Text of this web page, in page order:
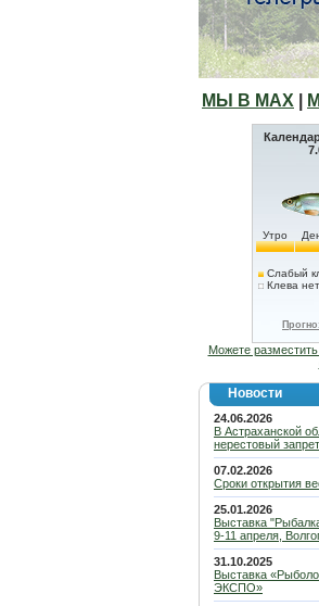
МЫ В МАХ
Утро
Слабый
Клева нет
Можете
Новости
24.06.2026
В Астраханской
нерестовый запрет
07.02.2026
Сроки открытия
25.01.2026
Выставка
9-11 апреля,
31.10.2025
Выставка
ЭКСПО»